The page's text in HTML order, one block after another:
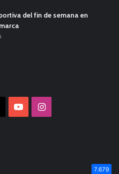
del fin de semana en
YouTubeInstagram
7.679